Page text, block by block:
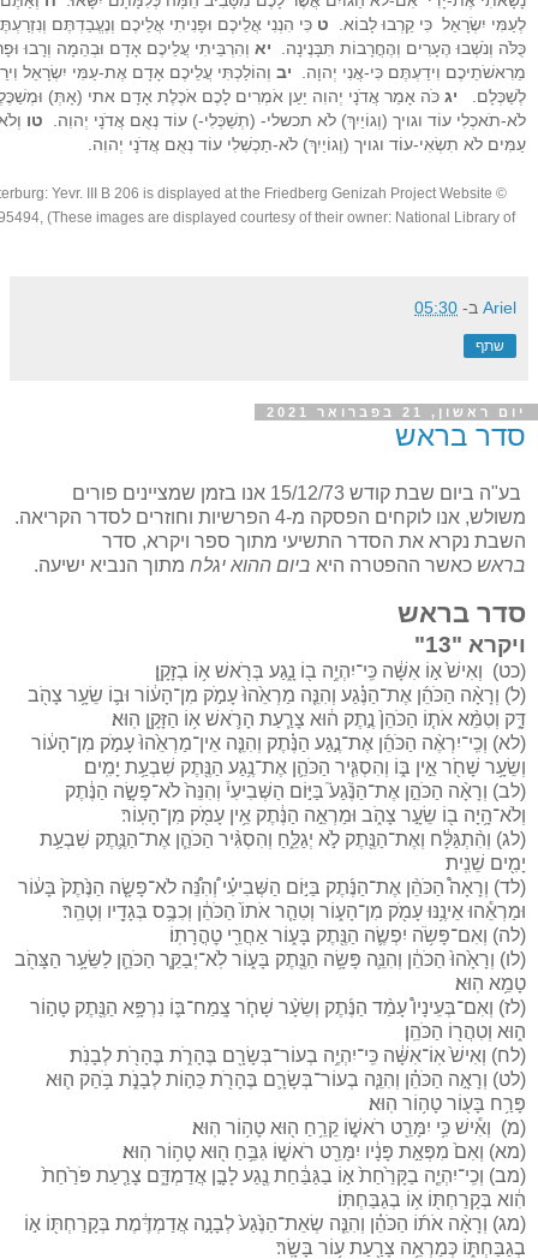
לְעַמִּי יִשְׂרָאֵל כִּי קֵרְבוּ לָבוֹא. ט כִּי הִנְנִי אֲלֵיכֶם וּפָנִיתִי אֲלֵיכֶם וְנֶעֱבַדְתֶּם
כֻּלֹּה וְנֹשְׁבוּ הֶעָרִים וְהֶחֳרָבוֹת תִּבָּנֶינָה. יא וְהִרְבֵּיתִי עֲלֵיכֶם אָדָם וּבְהֵמָה וְרָבוּ
מֵרִאשֹׁתֵיכֶם וִידַעְתֶּם כִּי-אֲנִי יְהוָה. יב וְהוֹלַכְתִּי עֲלֵיכֶם אָדָם אֶת-עַמִּי יִשְׂרָאֵל
לְשַׁכְּלָם. יג כֹּה אָמַר אֲדֹנָי יְהוִה יַעַן אֹמְרִים לָכֶם אֹכֶלֶת אָדָם אתי (אָתְּ)
לֹא-תֹאכְלִי עוֹד וגויך (וְגוֹיַיִךְ) לֹא תכשלי- (תְשַׁכְּלִי-) עוֹד נְאֻם אֲדֹנָי יְהוִה. טו
עַמִּים לֹא תִשְׂאִי-עוֹד וגויך (וְגוֹיַיִךְ) לֹא-תַכְשִׁלִי עוֹד נְאֻם אֲדֹנָי יְהוִה.
©
Yevr. III B 206 is displayed at the Friedberg Genizah Project Website
(These images are displayed courtesy of their owner: National Library of
Ariel ב- 05:30
שתף
יום ראשון, 21 בפברואר 2021
סדר בראש
בע"ה ביום שבת קודש 15/12/73 אנו בזמן שמציינים פורים
משולש, אנו לוקחים הפסקה מ-4 הפרשיות וחוזרים לסדר הקריאה.
השבת נקרא את הסדר התשיעי מתוך ספר ויקרא, סדר
בראש כאשר ההפטרה היא ביום ההוא יגלח מתוך הנביא ישיעה.
סדר בראש
ויקרא "13"
(כט) וְאִישׁ֙ א֣וֹ אִשָּׁ֔ה כִּֽי־יִהְיֶ֥ה ב֖וֹ נָ֑גַע בְּרֹ֖אשׁ א֥וֹ בְזָקָֽן׃
(ל) וְרָאָ֨ה הַכֹּהֵ֜ן אֶת־הַנֶּ֗גַע וְהִנֵּ֤ה מַרְאֵ֙הוּ֙ עָמֹ֣ק מִן־הָע֔וֹר וּב֛וֹ שֵׂעָ֥ר צָהֹ֖ב
דָּ֑ק וְטִמֵּ֨א אֹת֤וֹ הַכֹּהֵן֙ נֶ֣תֶק ה֔וּא צָרַ֧עַת הָרֹ֛אשׁ א֥וֹ הַזָּקָ֖ן הֽוּא׃
(לא) וְכִֽי־יִרְאֶ֨ה הַכֹּהֵ֜ן אֶת־נֶ֣גַע הַנֶּ֗תֶק וְהִנֵּ֤ה אֵין־מַרְאֵ֙הוּ֙ עָמֹ֣ק מִן־הָע֔וֹר
וְשֵׂעָ֥ר שָׁחֹ֖ר אֵ֣ין בּ֑וֹ וְהִסְגִּ֧יר הַכֹּהֵ֛ן אֶת־נֶ֥גַע הַנֶּ֖תֶק שִׁבְעַ֥ת יָמִֽים׃
(לב) וְרָאָ֨ה הַכֹּהֵ֣ן אֶת־הַנֶּ֘גַע֮ בַּיּ֣וֹם הַשְּׁבִיעִי֒ וְהִנֵּה֙ לֹא־פָשָׂ֣ה הַנֶּ֔תֶק
וְלֹא־הָ֥יָה ב֖וֹ שֵׂעָ֣ר צָהֹ֑ב וּמַרְאֵ֣ה הַנֶּ֔תֶק אֵ֥ין עָמֹ֖ק מִן־הָעֽוֹר׃
(לג) וְהִ֨תְגַּלָּ֔ח וְאֶת־הַנֶּ֖תֶק לֹ֣א יְגַלֵּ֑חַ וְהִסְגִּ֨יר הַכֹּהֵ֧ן אֶת־הַנֶּ֛תֶק שִׁבְעַ֥ת
יָמִ֖ים שֵׁנִֽית׃
(לד) וְרָאָה֩ הַכֹּהֵ֨ן אֶת־הַנֶּ֜תֶק בַּיּ֣וֹם הַשְּׁבִיעִ֗י וְ֠הִנֵּ֠ה לֹא־פָשָׂ֤ה הַנֶּ֙תֶק֙ בָּע֔וֹר
וּמַרְאֵ֕הוּ אֵינֶ֥נּוּ עָמֹ֖ק מִן־הָע֑וֹר וְטִהַ֤ר אֹתוֹ֙ הַכֹּהֵ֔ן וְכִבֶּ֥ס בְּגָדָ֖יו וְטָהֵֽר׃
(לה) וְאִם־פָּשֹׂ֥ה יִפְשֶׂ֛ה הַנֶּ֖תֶק בָּע֑וֹר אַחֲרֵ֖י טׇהֳרָתֽוֹ׃
(לו) וְרָאָ֙הוּ֙ הַכֹּהֵ֔ן וְהִנֵּ֛ה פָּשָׂ֥ה הַנֶּ֖תֶק בָּע֑וֹר לֹֽא־יְבַקֵּ֧ר הַכֹּהֵ֛ן לַשֵּׂעָ֥ר הַצָּהֹ֖ב
טָמֵ֥א הֽוּא׃
(לז) וְאִם־בְּעֵינָיו֩ עָמַ֨ד הַנֶּ֜תֶק וְשֵׂעָ֨ר שָׁחֹ֧ר צָֽמַח־בּ֛וֹ נִרְפָּ֥א הַנֶּ֖תֶק טָה֣וֹר
ה֑וּא וְטִהֲר֖וֹ הַכֹּהֵֽן׃
(לח) וְאִישׁ֙ אֽוֹ־אִשָּׁ֔ה כִּֽי־יִהְיֶ֥ה בְעוֹר־בְּשָׂרָ֖ם בֶּהָרֹ֑ת בֶּהָרֹ֖ת לְבָנֹֽת׃
(לט) וְרָאָ֣ה הַכֹּהֵ֗ן וְהִנֵּ֧ה בְעוֹר־בְּשָׂרָ֛ם בֶּהָרֹ֖ת כֵּה֣וֹת לְבָנֹ֑ת בֹּ֥הַק ה֛וּא
פָּרַ֥ח בָּע֖וֹר טָה֥וֹר הֽוּא׃
(מ) וְאִ֕ישׁ כִּ֥י יִמָּרֵ֖ט רֹאשׁ֑וֹ קֵרֵ֥חַ ה֖וּא טָה֥וֹר הֽוּא׃
(מא) וְאִם֙ מִפְּאַ֣ת פָּנָ֔יו יִמָּרֵ֖ט רֹאשׁ֑וֹ גִּבֵּ֥חַ ה֖וּא טָה֥וֹר הֽוּא׃
(מב) וְכִֽי־יִהְיֶ֤ה בַקָּרַ֙חַת֙ א֣וֹ בַגַּבַּ֔חַת נֶ֖גַע לָבָ֣ן אֲדַמְדָּ֑ם צָרַ֤עַת פֹּרַ֙חַת֙
הִ֔וא בְּקָרַחְתּ֖וֹ א֥וֹ בְגַבַּחְתּֽוֹ׃
(מג) וְרָאָ֨ה אֹת֜וֹ הַכֹּהֵ֗ן וְהִנֵּ֤ה שְׂאֵת־הַנֶּ֙גַע֙ לְבָנָ֣ה אֲדַמְדֶּ֔מֶת בְּקָרַחְתּ֖וֹ א֣וֹ
בְגַבַּחְתּ֑וֹ כְּמַרְאֵ֥ה צָרַ֖עַת ע֥וֹר בָּשָֽׂר׃